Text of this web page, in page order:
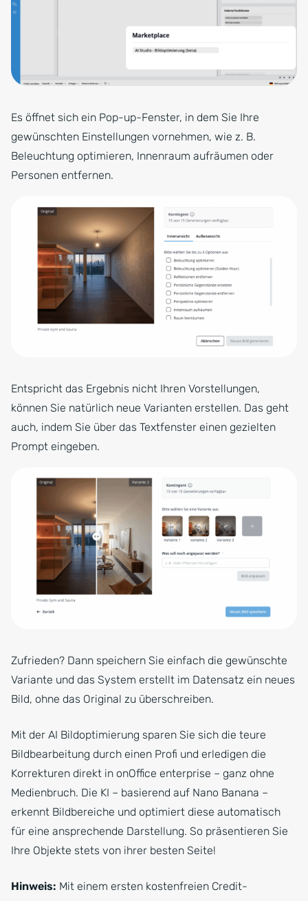
Es öffnet sich ein Pop-up-Fenster, in dem Sie Ihre
gewünschten Einstellungen vornehmen, wie z. B.
Beleuchtung optimieren, Innenraum aufräumen oder
Personen entfernen.
Entspricht das Ergebnis nicht Ihren Vorstellungen,
können Sie natürlich neue Varianten erstellen. Das geht
auch, indem Sie über das Textfenster einen gezielten
Prompt eingeben.
Zufrieden? Dann speichern Sie einfach die gewünschte
Variante und das System erstellt im Datensatz ein neues
Bild, ohne das Original zu überschreiben.
Mit der AI Bildoptimierung sparen Sie sich die teure
Bildbearbeitung durch einen Profi und erledigen die
Korrekturen direkt in onOffice enterprise – ganz ohne
Medienbruch. Die KI – basierend auf Nano Banana –
erkennt Bildbereiche und optimiert diese automatisch
für eine ansprechende Darstellung. So präsentieren Sie
Ihre Objekte stets von ihrer besten Seite!
Hinweis: Mit einem ersten kostenfreien Credit-